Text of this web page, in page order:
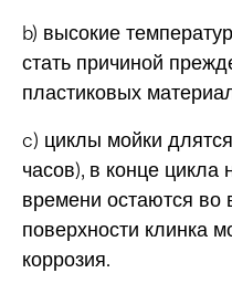
b) высокие
стать причиной
пластиковых
c) циклы мойки
часов), в конце
времени остаются во
поверхности клинка
коррозия.